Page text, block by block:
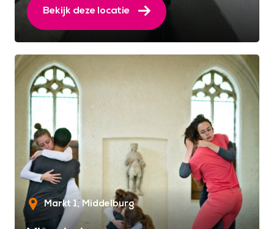
Bekijk deze locatie
Markt 1 Middelburg